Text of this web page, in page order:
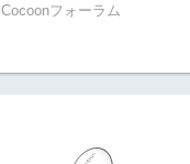
Cocoonフォーラム